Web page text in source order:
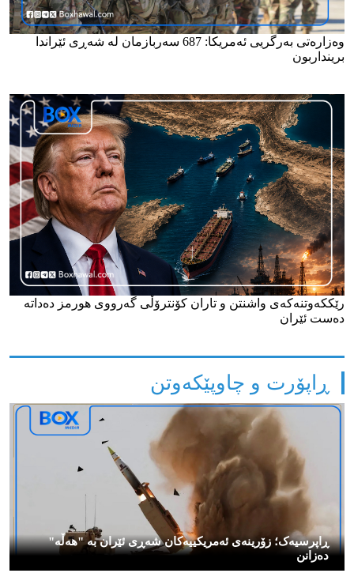
وەزارەتی بەرگریی ئەمریکا: 687 سەربازمان لە شەڕی ئێراندا
برینداربون
رێککەوتنەکەی واشنتن و تاران کۆنترۆڵی گەرووی هورمز دەداتە
دەست ئێران
ڕاپۆرت و چاوپێکەوتن
ڕاپرسیەک؛ زۆرینەی ئەمریکییەکان شەڕی ئێران بە "هەڵە"
دەزانن